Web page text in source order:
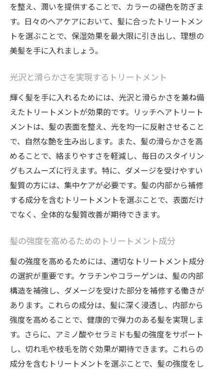
を整え、潤いを提供することで、カラーの褪色を防ぎま
す。日々のヘアケアにおいて、髪に合ったトリートメン
トを選ぶことで、保湿効果を最大限に引き出し、理想の
美髪を手に入れましょう。
光沢と滑らかさを実現するトリートメント
輝く髪を手に入れるためには、光沢と滑らかさを兼ね備
えたトリートメントが効果的です。リッチヘアトリート
メントは、髪の表面を整え、光を均一に反射させること
で、自然な艶を生み出します。また、髪の滑らかさを高
めることで、絡まりやすさを軽減し、毎日のスタイリン
グもスムーズに行えます。特に、ダメージを受けやすい
髪質の方には、集中ケアが必要です。髪の内部から補修
する成分を含むトリートメントを選ぶことで、表面だけ
でなく、全体的な髪質改善が期待できます。
髪の強度を高めるためのトリートメント成分
髪の強度を高めるためには、適切なトリートメント成分
の選択が重要です。ケラチンやコラーゲンは、髪の内部
構造を補強し、ダメージを受けた部分を補修する働きが
あります。これらの成分は、髪に深く浸透し、内部から
強度を高めることで、健康的で弾力のある髪を実現しま
す。さらに、アミノ酸やセラミドも髪の強度をサポート
し、切れ毛や枝毛を防ぐ効果が期待できます。これらの
成分を含むトリートメントを選ぶことで、髪の強度をし